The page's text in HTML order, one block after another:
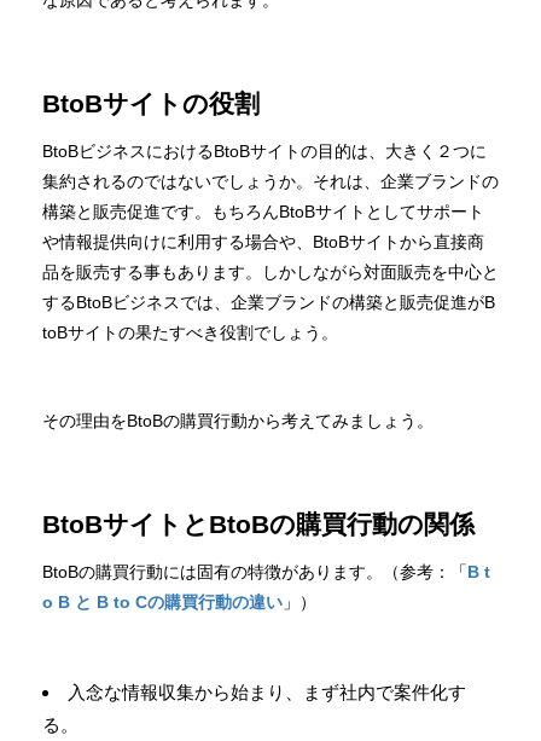
BtoBサイトの役割
BtoBビジネスにおけるBtoBサイトの目的は、大きく２つに
集約されるのではないでしょうか。それは、企業ブランドの
構築と販売促進です。もちろんBtoBサイトとしてサポート
や情報提供向けに利用する場合や、BtoBサイトから直接商
品を販売する事もあります。しかしながら対面販売を中心と
するBtoBビジネスでは、企業ブランドの構築と販売促進がB
toBサイトの果たすべき役割でしょう。
その理由をBtoBの購買行動から考えてみましょう。
BtoBサイトとBtoBの購買行動の関係
BtoBの購買行動には固有の特徴があります。（参考：「B t
o B と B to Cの購買行動の違い 」）
入念な情報収集から始まり、まず社内で案件化す
る。